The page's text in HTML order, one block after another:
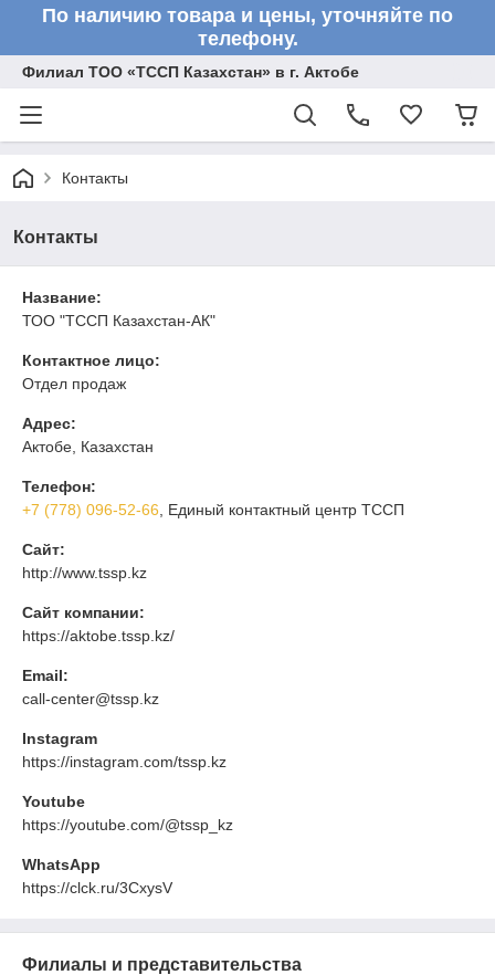
По наличию товара и цены, уточняйте по
телефону.
Филиал ТОО «ТССП Казахстан» в г. Актобе
Контакты
Контакты
Название:
ТОО "ТССП Казахстан-АК"
Контактное лицо:
Отдел продаж
Адрес:
Актобе, Казахстан
Телефон:
+7 (778) 096-52-66 , Единый контактный центр ТССП
Сайт:
http://www.tssp.kz
Сайт компании:
https://aktobe.tssp.kz/
Email:
call-center@tssp.kz
Instagram
https://instagram.com/tssp.kz
Youtube
https://youtube.com/@tssp_kz
WhatsApp
https://clck.ru/3CxysV
Филиалы и представительства